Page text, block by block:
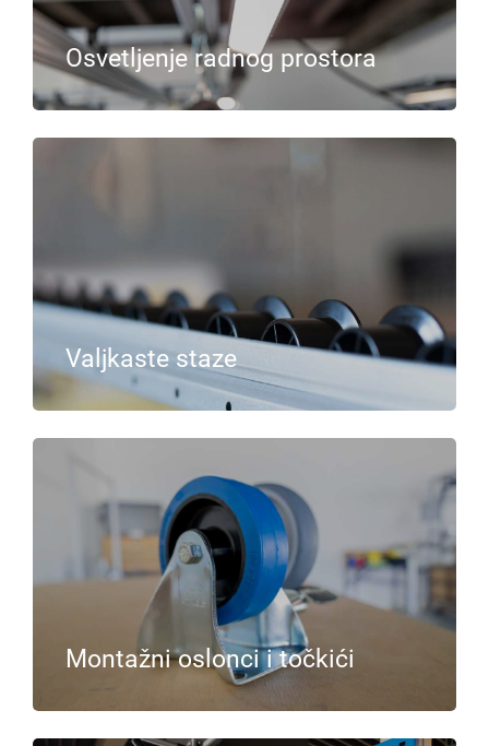
Osvetljenje radnog prostora
Valjkaste staze
Montažni oslonci i točkići